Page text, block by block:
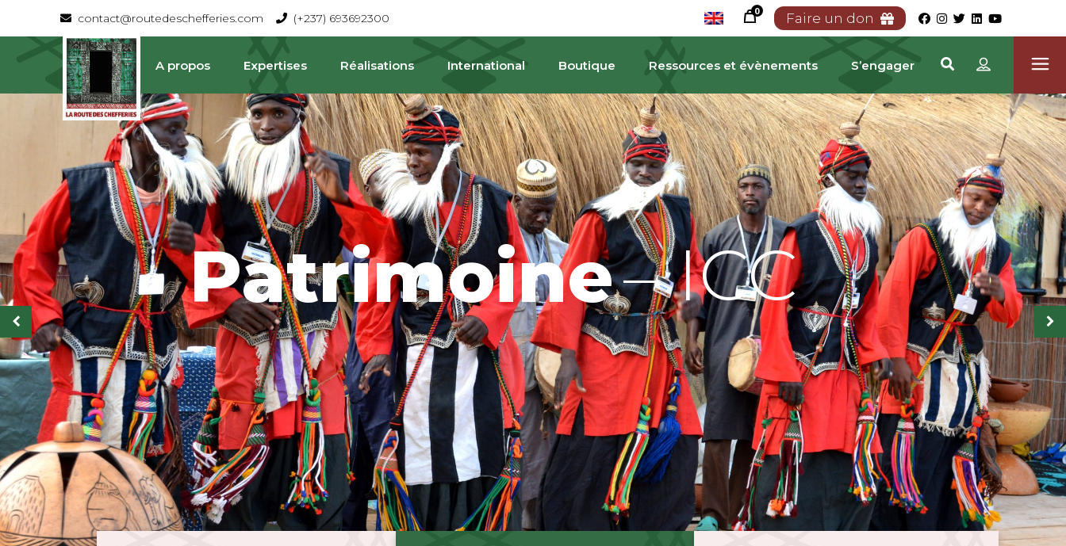
contact@routedeschefferies.com (+237) 693692300
0 Faire un don
A propos Expertises Réalisations International Boutique Ressources et évènements S’engager
Patrimoine– ICC